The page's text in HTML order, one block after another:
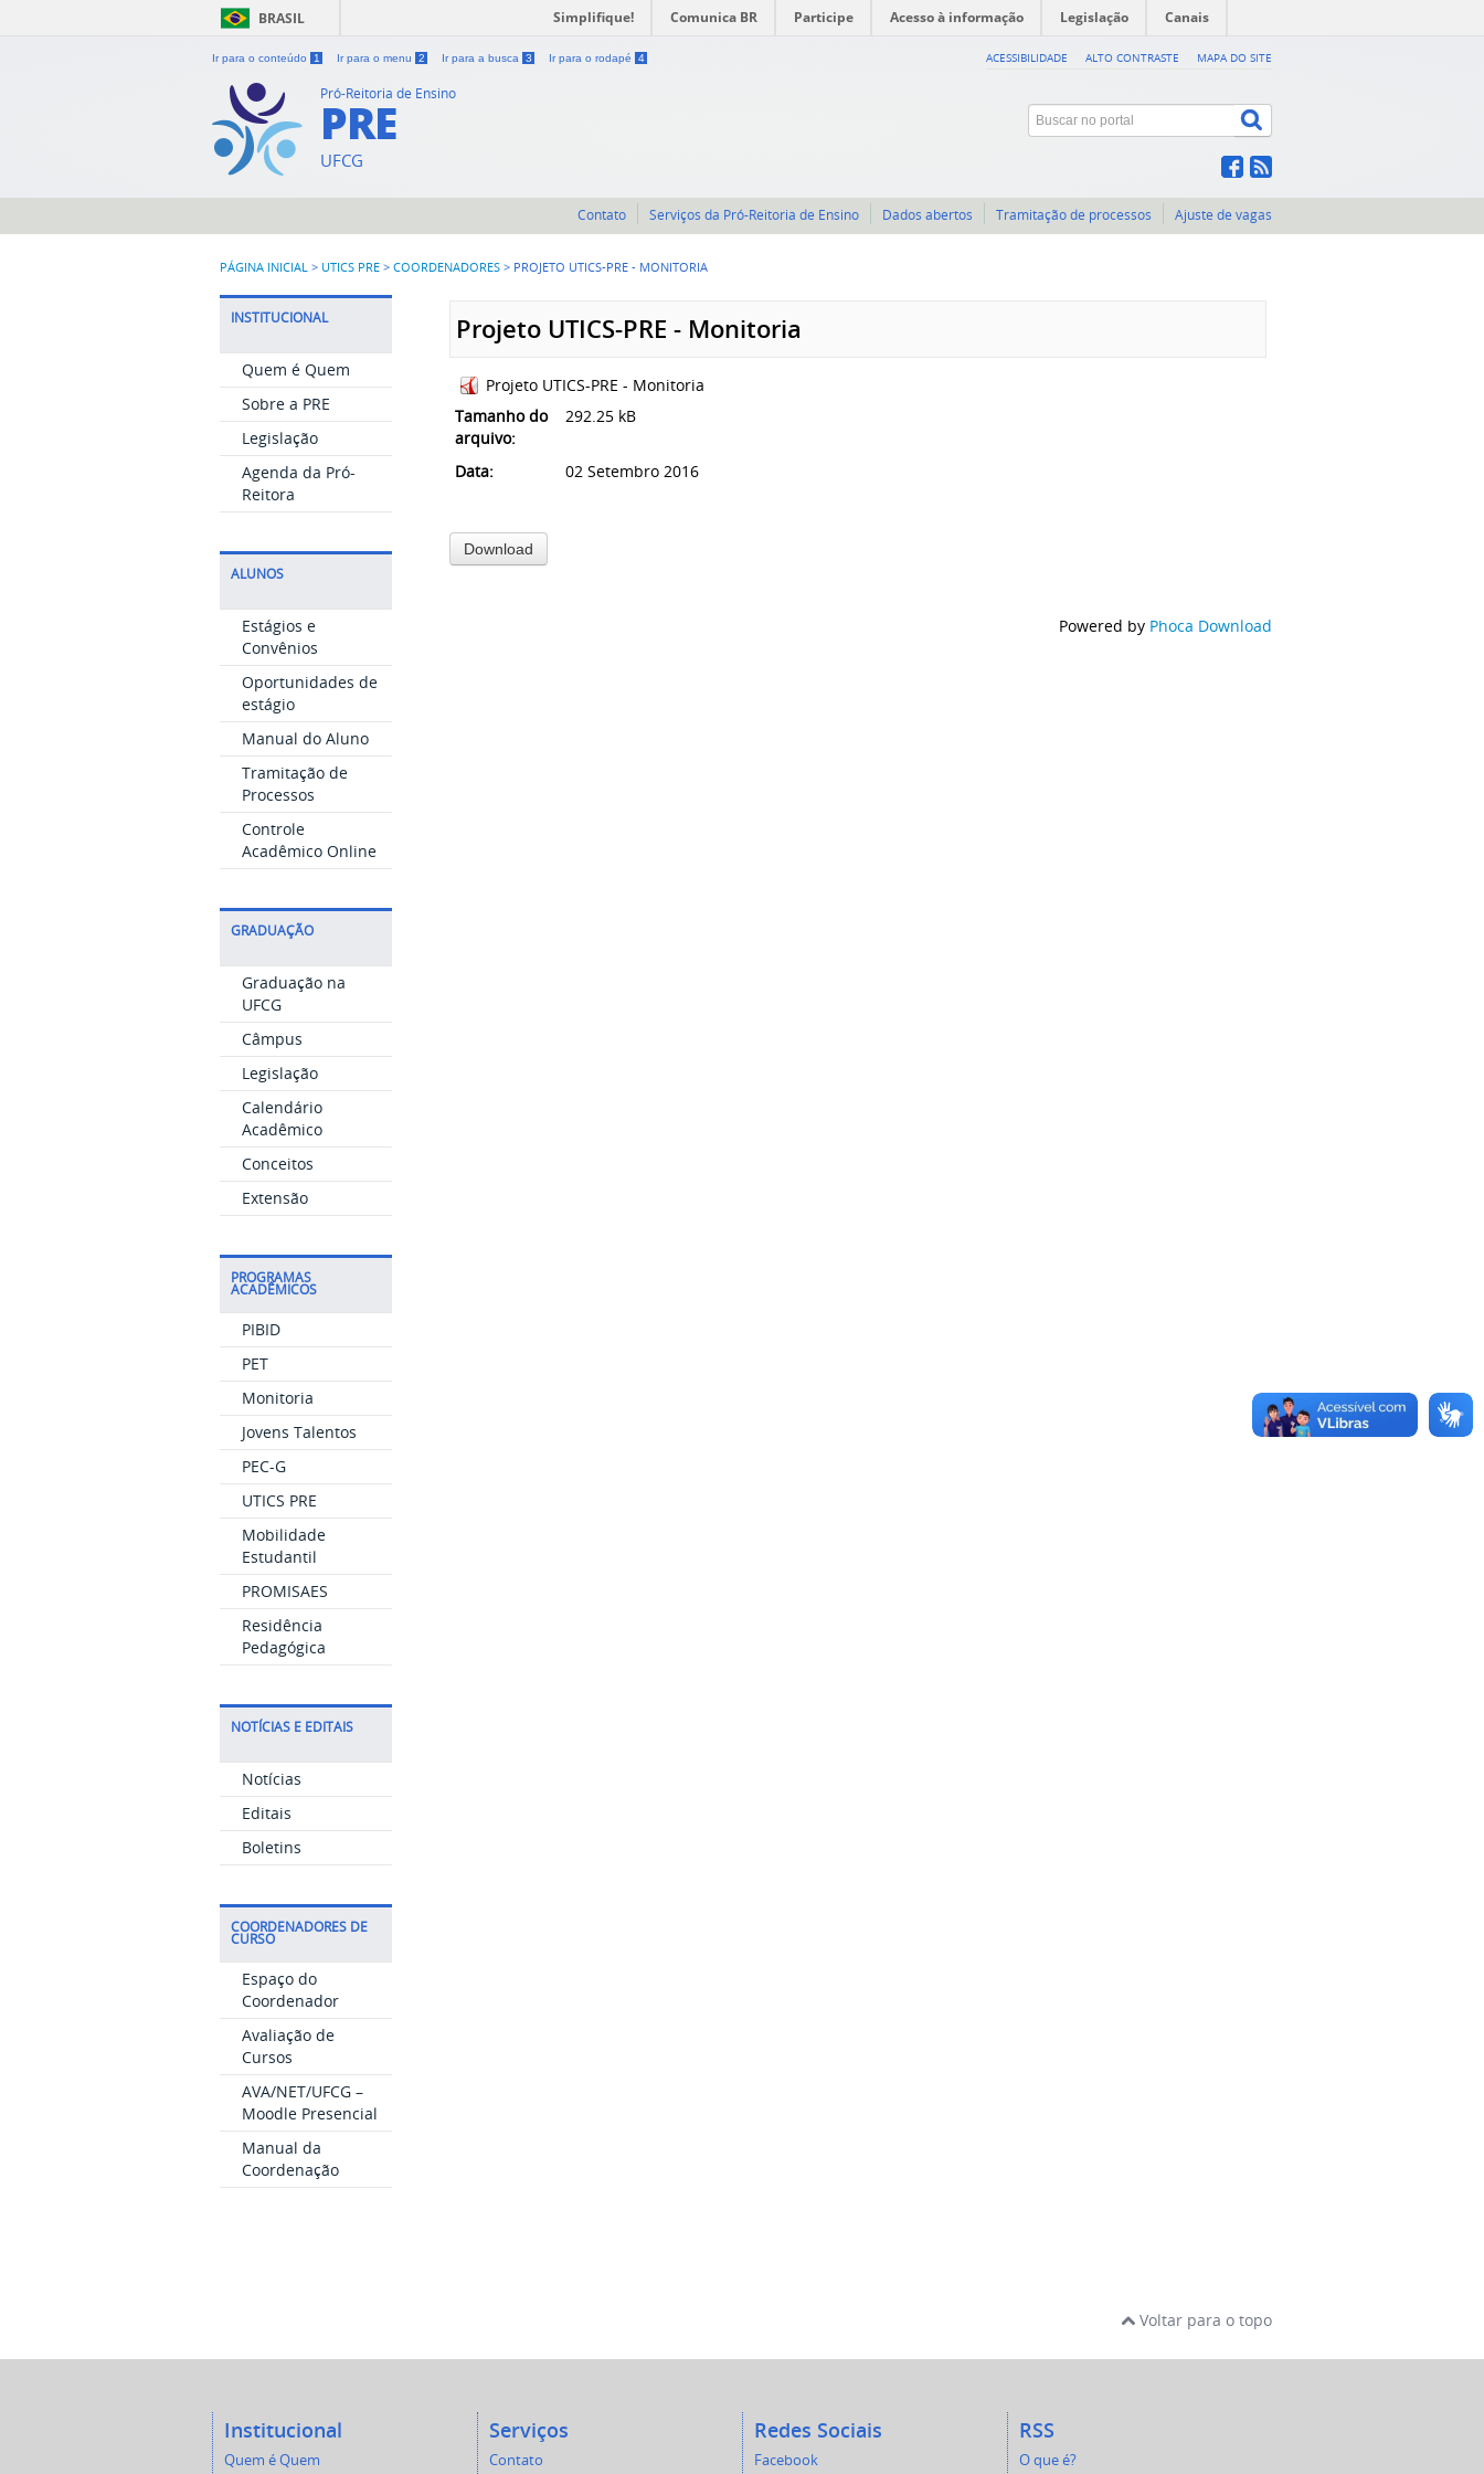
BRASIL Simplifique! Comunica BR Participe Acesso à informação Legislação Canais
Ir para o conteúdo 1 Ir para o menu 2 Ir para a busca 3 Ir para o rodapé 4 ACESSIBILIDADE ALTO CONTRASTE MAPA DO SITE
Pró-Reitoria de Ensino
PRE
UFCG
Contato Serviços da Pró-Reitoria de Ensino Dados abertos Tramitação de processos Ajuste de vagas
PÁGINA INICIAL > UTICS PRE > COORDENADORES > PROJETO UTICS-PRE - MONITORIA
INSTITUCIONAL
Quem é Quem
Sobre a PRE
Legislação
Agenda da Pró-
Reitora
ALUNOS
Estágios e
Convênios
Oportunidades de
estágio
Manual do Aluno
Tramitação de
Processos
Controle
Acadêmico Online
GRADUAÇÃO
Graduação na
UFCG
Câmpus
Legislação
Calendário
Acadêmico
Conceitos
Extensão
PROGRAMAS
ACADÊMICOS
PIBID
PET
Monitoria
Jovens Talentos
PEC-G
UTICS PRE
Mobilidade
Estudantil
PROMISAES
Residência
Pedagógica
NOTÍCIAS E EDITAIS
Notícias
Editais
Boletins
COORDENADORES DE
CURSO
Espaço do
Coordenador
Avaliação de
Cursos
AVA/NET/UFCG –
Moodle Presencial
Manual da
Coordenação
Projeto UTICS-PRE - Monitoria
Projeto UTICS-PRE - Monitoria
Tamanho do
arquivo:
292.25 kB
Data: 02 Setembro 2016
Powered by Phoca Download
Voltar para o topo
Institucional
Quem é Quem
Serviços
Contato
Redes Sociais
Facebook
RSS
O que é?